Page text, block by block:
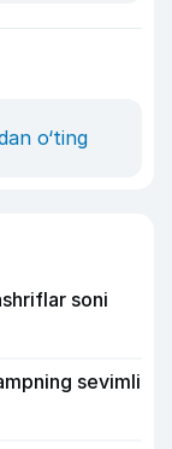
o‘ting
soni
sevimli